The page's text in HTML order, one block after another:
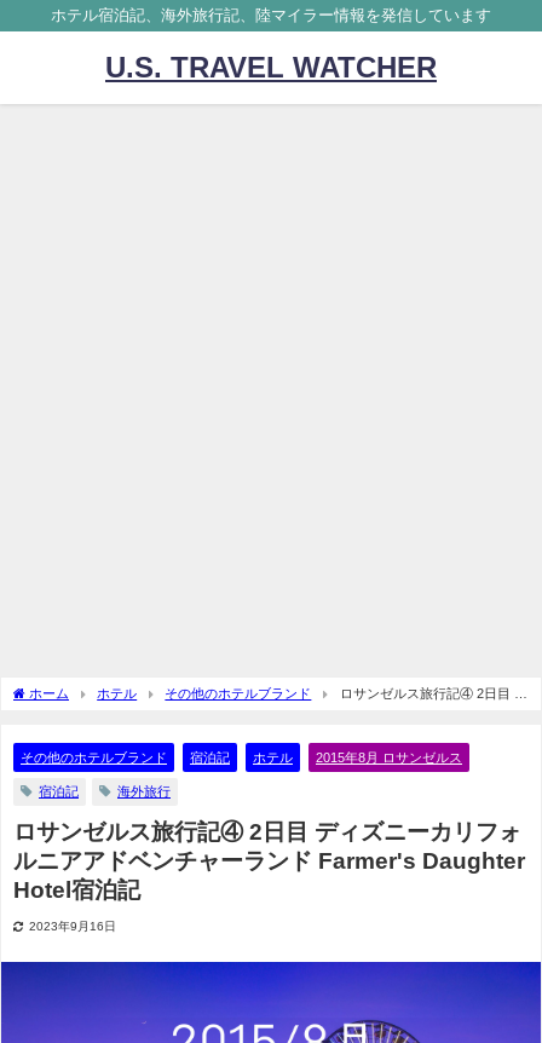
ホテル宿泊記、海外旅行記、陸マイラー情報を発信しています
U.S. TRAVEL WATCHER
ホーム ホテル その他のホテルブランド
ロサンゼルス旅行記④ 2日目 デ
その他のホテルブランド 宿泊記 ホテル 2015年8月 ロサンゼルス
宿泊記 海外旅行
ロサンゼルス旅行記④ 2日目 ディズニーカリフォ
ルニアアドベンチャーランド Farmer's Daughter
Hotel宿泊記
2023年9月16日